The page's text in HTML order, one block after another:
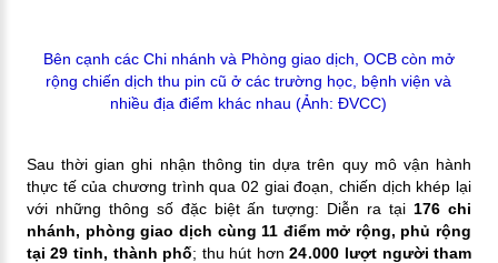
Bên cạnh các Chi nhánh và Phòng giao dịch, OCB còn mở
rộng chiến dịch thu pin cũ ở các trường học, bệnh viện và
nhiều địa điểm khác nhau (Ảnh: ĐVCC)
Sau thời gian ghi nhận thông tin dựa trên quy mô vận hành
thực tế của chương trình qua 02 giai đoạn, chiến dịch khép lại
với những thông số đặc biệt ấn tượng: Diễn ra tại 176 chi
nhánh, phòng giao dịch cùng 11 điểm mở rộng, phủ rộng
tại 29 tỉnh, thành phố; thu hút hơn24.000 lượt người tham